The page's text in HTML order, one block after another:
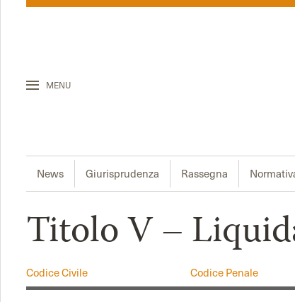
MENU
News Giurisprudenza Rassegna
Titolo V –
Codice Civile Codice Penale